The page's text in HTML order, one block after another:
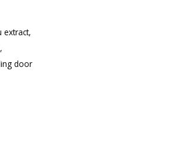
extract,
door